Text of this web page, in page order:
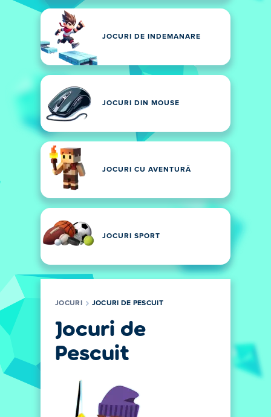
JOCURI DE INDEMANARE
JOCURI DIN MOUSE
JOCURI CU AVENTURĂ
JOCURI SPORT
JOCURI JOCURI DE PESCUIT
Jocuri de
Pescuit